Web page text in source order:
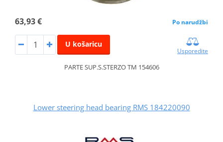
63,93 € Po narudžbi
U košaricu
Usporedite
PARTE SUP.S.STERZO TM 154606
Lower steering head bearing RMS 184220090